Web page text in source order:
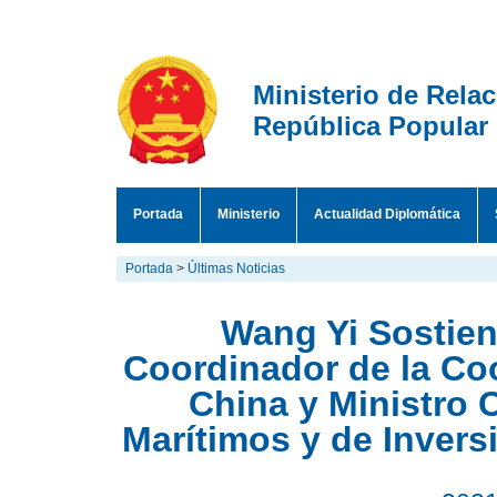
Ministerio de
República Popular
Portada Ministerio Actualidad Diplomática
Portada > Últimas Noticias
Wang Yi
Coordinador de la
China y Ministro
Marítimos y de